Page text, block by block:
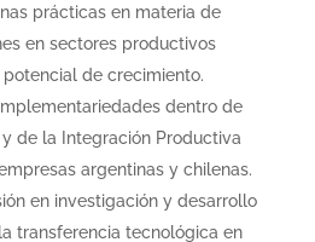
prácticas en materia de
en sectores productivos
de crecimiento.
dentro de
de la Integración Productiva
argentinas y chilenas.
en investigación y desarrollo
transferencia tecnológica en